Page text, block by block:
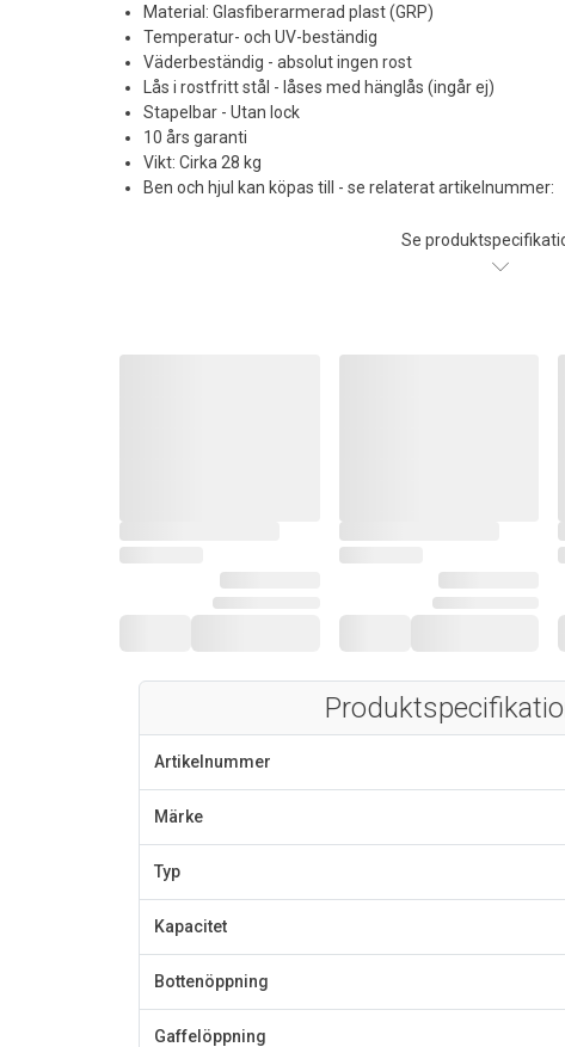
Material: Glasfiberarmerad plast (GRP)
Temperatur- och UV-beständig
Väderbeständig - absolut ingen rost
Lås i rostfritt stål - låses med hänglås (ingår ej)
Stapelbar - Utan lock
10 års garanti
Vikt: Cirka 28 kg
Ben och hjul kan köpas till - se relaterat artikelnummer:
Se
Artikelnummer
Märke
Typ
Kapacitet
Bottenöppning
Gaffelöppning